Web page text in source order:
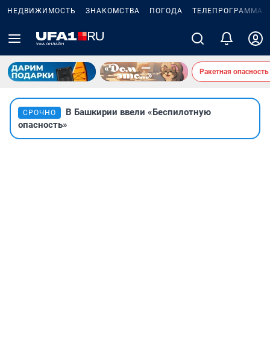
НЕДВИЖИМОСТЬ ЗНАКОМСТВА ПОГОДА ТЕЛЕПРОГРАММА
Ракетная
СРОЧНО
В Башкирии ввели «Беспилотную
опасность»